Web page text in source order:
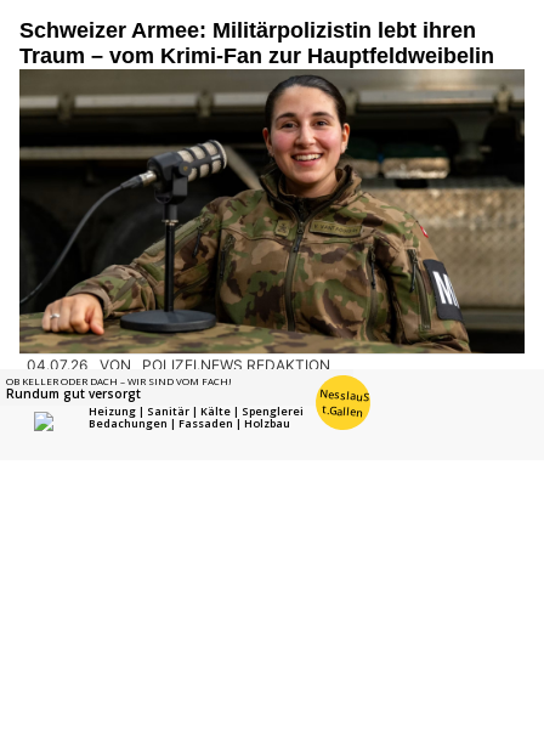
Schweizer Armee: Militärpolizistin lebt ihren
Traum – vom Krimi-Fan zur Hauptfeldweibelin
04.07.26 VON POLIZEI.NEWS REDAKTION
Valentina Vantaggio wollte schon als Kind
Soldatin werden – heute ist sie Hauptfeldweibel und